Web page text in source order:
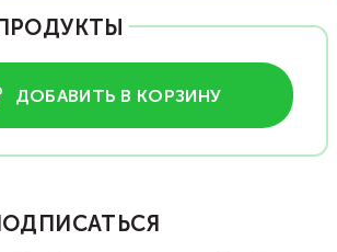
ДОБАВИТЬ В КОРЗИНУ